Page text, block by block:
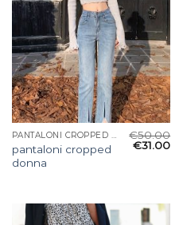
PANTALONI CROPPED DONNA
pantaloni cropped
donna
€50.00
€31.00